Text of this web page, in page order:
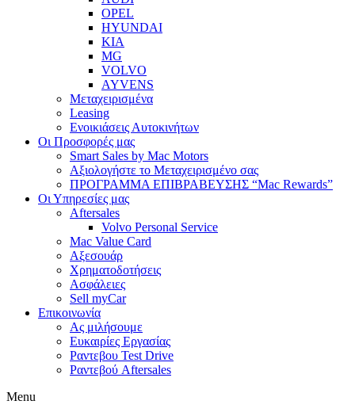
OPEL
HYUNDAI
KIA
MG
VOLVO
AYVENS
Μεταχειρισμένα
Leasing
Ενοικιάσεις Αυτοκινήτων
Οι Προσφορές μας
Smart Sales by Mac Motors
Αξιολογήστε το Μεταχειρισμένο σας
ΠΡΟΓΡΑΜΜΑ ΕΠΙΒΡΑΒΕΥΣΗΣ “Mac Rewards”
Οι Υπηρεσίες μας
Aftersales
Volvo Personal Service
Mac Value Card
Αξεσουάρ
Χρηματοδοτήσεις
Ασφάλειες
Sell myCar
Επικοινωνία
Ας μιλήσουμε
Ευκαιρίες Εργασίας
Ραντεβου Test Drive
Ραντεβού Aftersales
Menu